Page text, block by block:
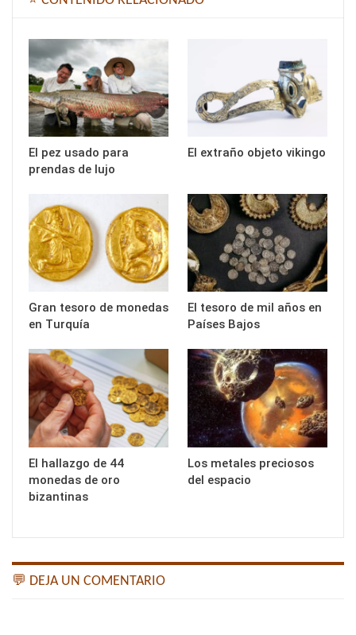
El pez usado para
prendas de lujo
El extraño objeto vikingo
Gran tesoro de monedas
en Turquía
El tesoro de mil años en
Países Bajos
El hallazgo de 44
monedas de oro
bizantinas
Los metales preciosos
del espacio
💬 DEJA UN COMENTARIO